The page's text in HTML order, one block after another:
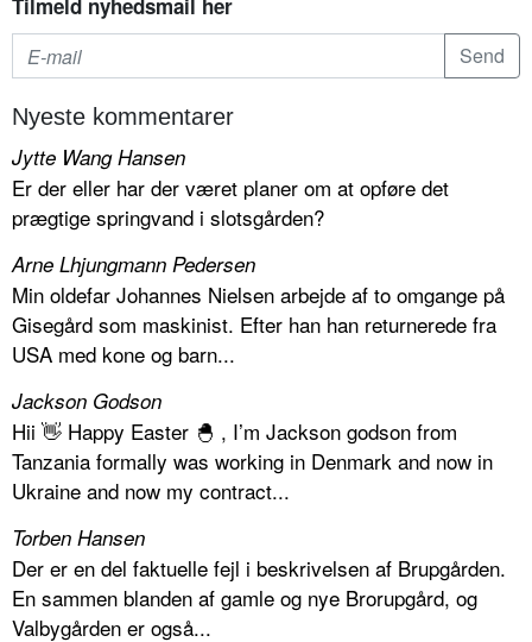
Tilmeld nyhedsmail her
Nyeste kommentarer
Jytte Wang Hansen
Er der eller har der været planer om at opføre det
prægtige springvand i slotsgården?
Arne Lhjungmann Pedersen
Min oldefar Johannes Nielsen arbejde af to omgange på
Gisegård som maskinist. Efter han han returnerede fra
USA med kone og barn...
Jackson Godson
Hii 👋 Happy Easter 🐣 , I’m Jackson godson from
Tanzania formally was working in Denmark and now in
Ukraine and now my contract...
Torben Hansen
Der er en del faktuelle fejl i beskrivelsen af Brupgården.
En sammen blanden af gamle og nye Brorupgård, og
Valbygården er også...